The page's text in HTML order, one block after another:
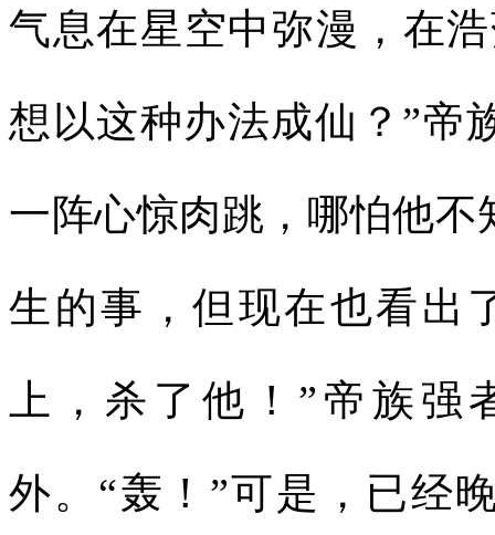
气息在星空中弥漫，在
想以这种办法成仙？”帝
一阵心惊肉跳，哪怕他
生的事，但现在也看出
上，杀了他！”帝族
外。“轰！”可是，已经